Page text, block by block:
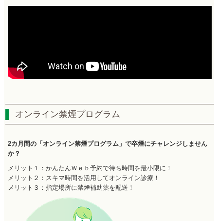
オンライン禁煙プログラム
2カ月間の「オンライン禁煙プログラム」で卒煙にチャレンジしません
か？
メリット１：かんたんＷｅｂ予約で待ち時間を最小限に！
メリット２：スキマ時間を活用してオンライン診療！
メリット３：指定場所に禁煙補助薬を配送！